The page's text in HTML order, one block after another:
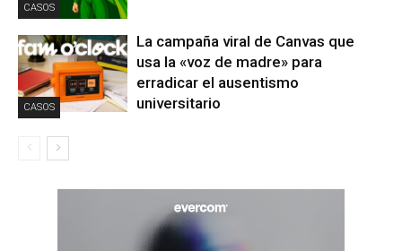
CASOS
CASOS
La campaña viral de Canvas que
usa la «voz de madre» para
erradicar el ausentismo
universitario